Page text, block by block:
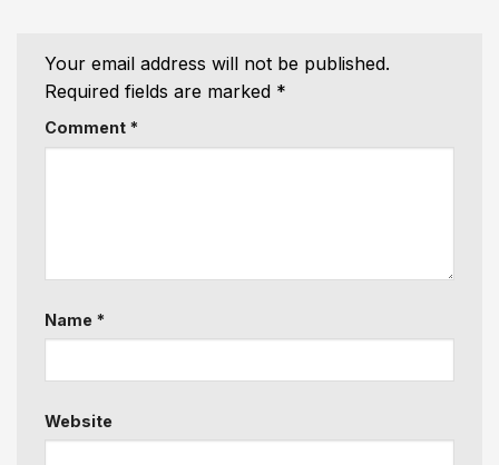
Your email address will not be published.
Required fields are marked *
Comment *
Name *
Website